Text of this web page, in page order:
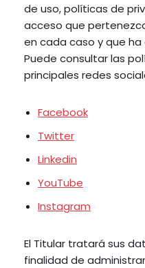
de uso, políticas de
acceso que
en cada caso y que
Puede consultar las
principales redes
Facebook
Twitter
Linkedin
YouTube
Instagram
El Titular tratará sus
finalidad de